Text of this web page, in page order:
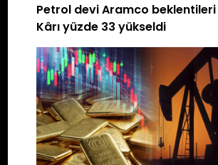
Petrol devi Aramco beklentileri
Kârı yüzde 33 yükseldi